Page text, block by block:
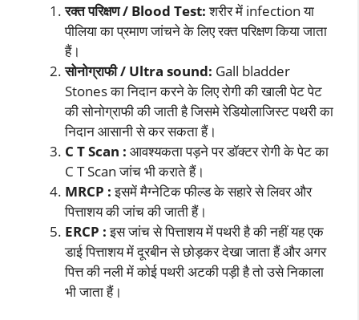
रक्त परिक्षण / Blood Test:शरीर में infection या
पीलिया का प्रमाण जांचने के लिए रक्त परिक्षण किया जाता
हैं।
सोनोग्राफी / Ultra sound: Gall bladder
Stones का निदान करने के लिए रोगी की खाली पेट पेट
की सोनोग्राफी की जाती है जिसमे रेडियोलाजिस्ट पथरी का
निदान आसानी से कर सकता हैं।
C T Scan : आवश्यकता पड़ने पर डॉक्टर रोगी के पेट का
C T Scan जांच भी कराते हैं।
MRCP :इसमें मैग्नेटिक फील्ड के सहारे से लिवर और
पित्ताशय की जांच की जाती हैं।
ERCP :इस जांच से पित्ताशय में पथरी है की नहीं यह एक
डाई पित्ताशय में दूरबीन से छोड़कर देखा जाता हैं और अगर
पित्त की नली में कोई पथरी अटकी पड़ी है तो उसे निकाला
भी जाता हैं।